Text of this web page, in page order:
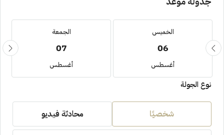
الخميس
06
أغسطس
الجمعة
07
أغسطس
نوع الجولة
شخصيًا محادثة فيديو